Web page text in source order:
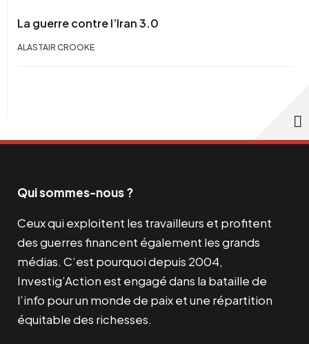
La guerre contre l’Iran 3.0
ALASTAIR CROOKE
Qui sommes-nous ?
Ceux qui exploitent les travailleurs et profitent
des guerres financent également les grands
médias. C’est pourquoi depuis 2004,
Investig’Action est engagé dans la bataille de
l’info pour un monde de paix et une répartition
équitable des richesses.